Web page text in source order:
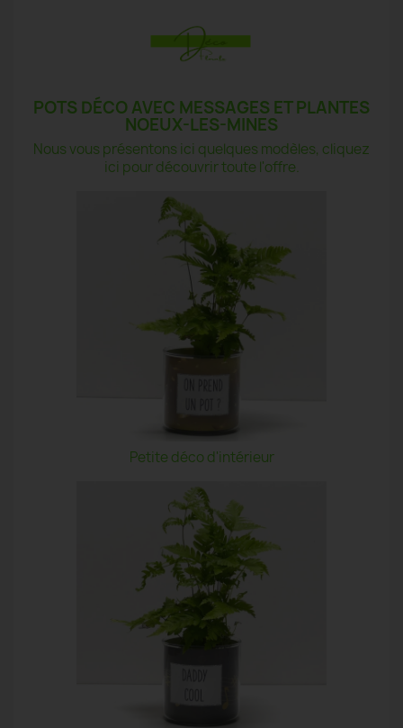
POTS DÉCO AVEC MESSAGES ET PLANTES
NOEUX-LES-MINES
Nous vous présentons ici quelques modèles, cliquez
ici pour découvrir toute l'offre.
Petite déco d'intérieur